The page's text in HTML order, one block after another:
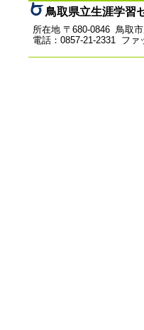
鳥取県立生涯学習
所在地 〒680-0846 鳥取
電話：0857-21-2331 ファ